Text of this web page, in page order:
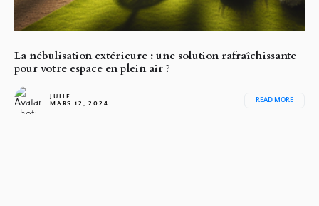
La nébulisation extérieure : une solution rafraîchissante
pour votre espace en plein air ?
JULIE
MARS 12, 2024
READ MORE